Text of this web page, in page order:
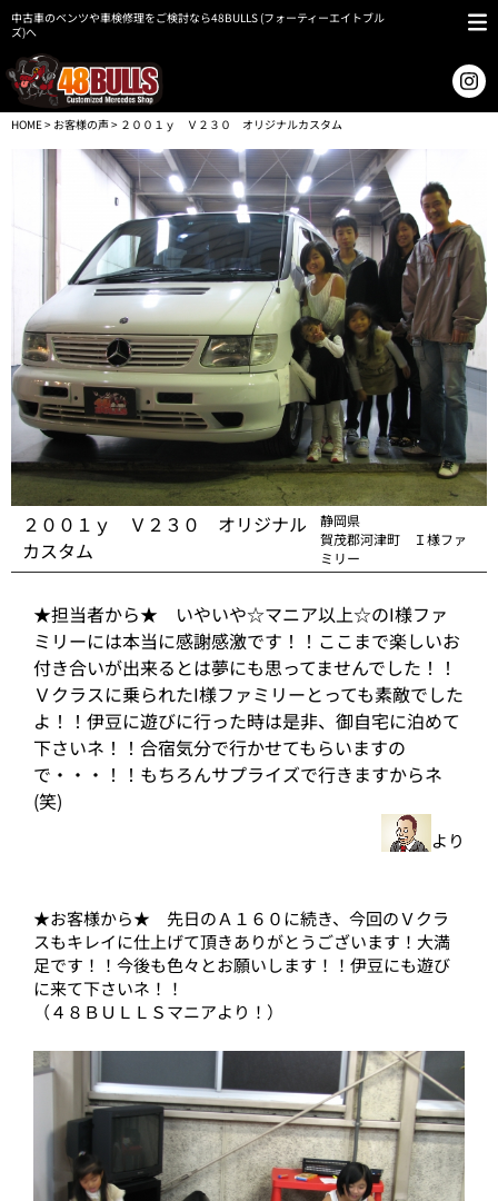
中古車のベンツや車検修理をご検討なら48BULLS (フォーティーエイトブル
ズ)へ
HOME> お客様の声> ２００１ｙ Ｖ２３０ オリジナルカスタム
２００１ｙ Ｖ２３０ オリジナル
カスタム
静岡県
賀茂郡河津町 Ｉ様ファ
ミリー
★担当者から★ いやいや☆マニア以上☆のI様ファ
ミリーには本当に感謝感激です！！ここまで楽しいお
付き合いが出来るとは夢にも思ってませんでした！！
Ｖクラスに乗られたI様ファミリーとっても素敵でした
よ！！伊豆に遊びに行った時は是非、御自宅に泊めて
下さいネ！！合宿気分で行かせてもらいますの
で・・・！！もちろんサプライズで行きますからネ
(笑)
より
★お客様から★ 先日のＡ１６０に続き、今回のＶクラ
スもキレイに仕上げて頂きありがとうございます！大満
足です！！今後も色々とお願いします！！伊豆にも遊び
に来て下さいネ！！
（４８ＢＵＬＬＳマニアより！）